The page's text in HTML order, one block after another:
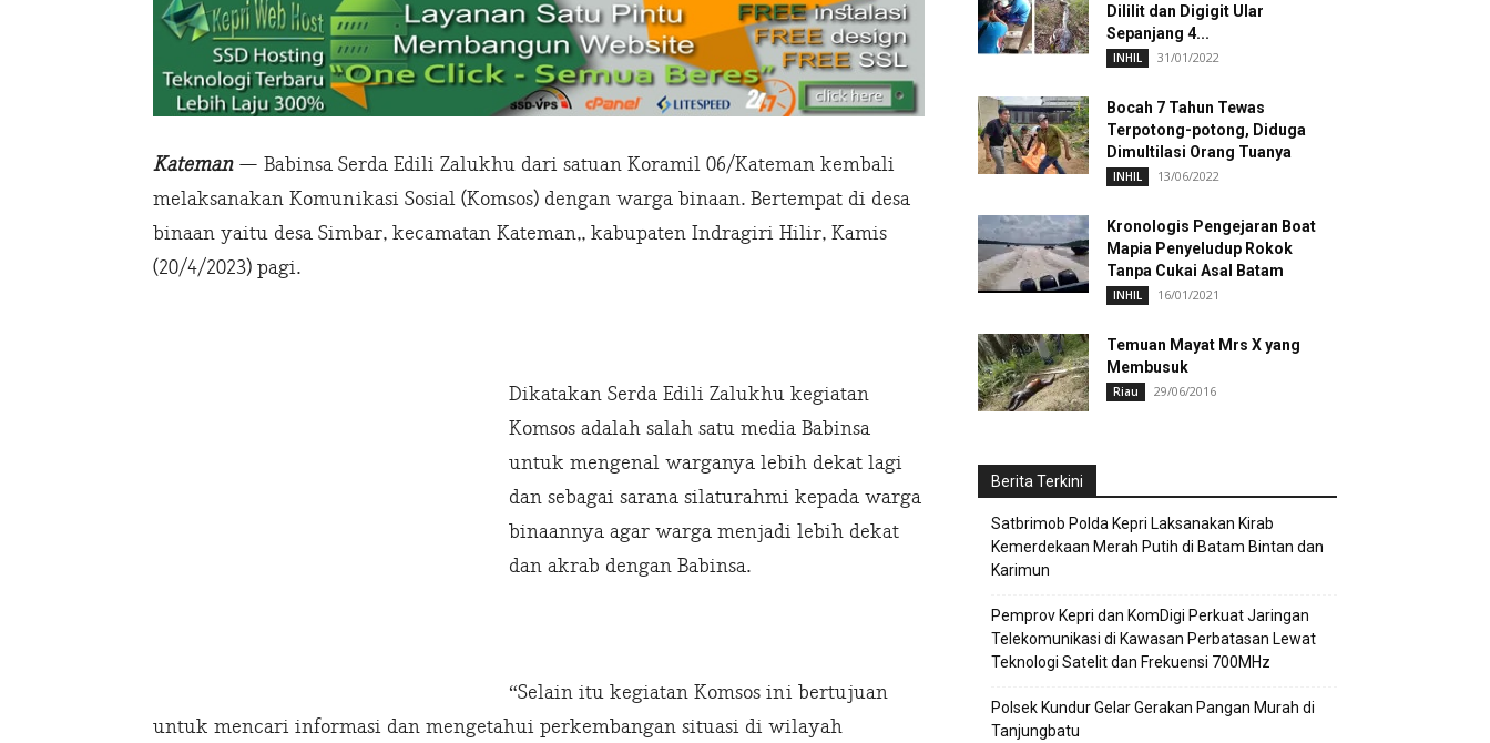
Kateman— Babinsa Serda Edili Zalukhu dari satuan Koramil 06/Kateman kembali
melaksanakan Komunikasi Sosial (Komsos) dengan warga binaan. Bertempat di desa
binaan yaitu desa Simbar, kecamatan Kateman,, kabupaten Indragiri Hilir, Kamis
(20/4/2023) pagi.
Dikatakan Serda Edili Zalukhu kegiatan
Komsos adalah salah satu media Babinsa
untuk mengenal warganya lebih dekat lagi
dan sebagai sarana silaturahmi kepada warga
binaannya agar warga menjadi lebih dekat
dan akrab dengan Babinsa.
“Selain itu kegiatan Komsos ini bertujuan
untuk mencari informasi dan mengetahui perkembangan situasi di wilayah
Dililit dan Digigit Ular
Sepanjang 4...
INHIL 31/01/2022
Bocah 7 Tahun Tewas
Terpotong-potong, Diduga
Dimultilasi Orang Tuanya
INHIL 13/06/2022
Kronologis Pengejaran Boat
Mapia Penyeludup Rokok
Tanpa Cukai Asal Batam
INHIL 16/01/2021
Temuan Mayat Mrs X yang
Membusuk
Riau 29/06/2016
Berita Terkini
Satbrimob Polda Kepri Laksanakan Kirab
Kemerdekaan Merah Putih di Batam Bintan dan
Karimun
Pemprov Kepri dan KomDigi Perkuat Jaringan
Telekomunikasi di Kawasan Perbatasan Lewat
Teknologi Satelit dan Frekuensi 700MHz
Polsek Kundur Gelar Gerakan Pangan Murah di
Tanjungbatu